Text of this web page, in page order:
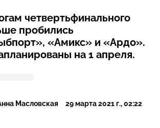
четвертьфинального
пробились
«Амикс» и «Ардо».
на 1 апреля.
Масловская 29 марта 2021 г., 02:22